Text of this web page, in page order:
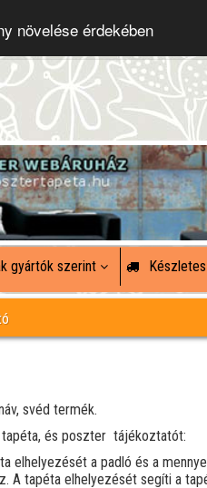
növelése érdekében
gyártók szerint
svéd termék.
tapéta, és poszter tájékoztatót:
a padló és a
A tapéta elhelyezését segíti a